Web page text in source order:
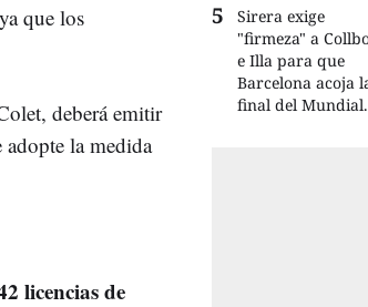
que los
deberá emitir
adopte la medida
licencias de
Sirera exige
"firmeza" a
e Illa para que
Barcelona acoja
final del